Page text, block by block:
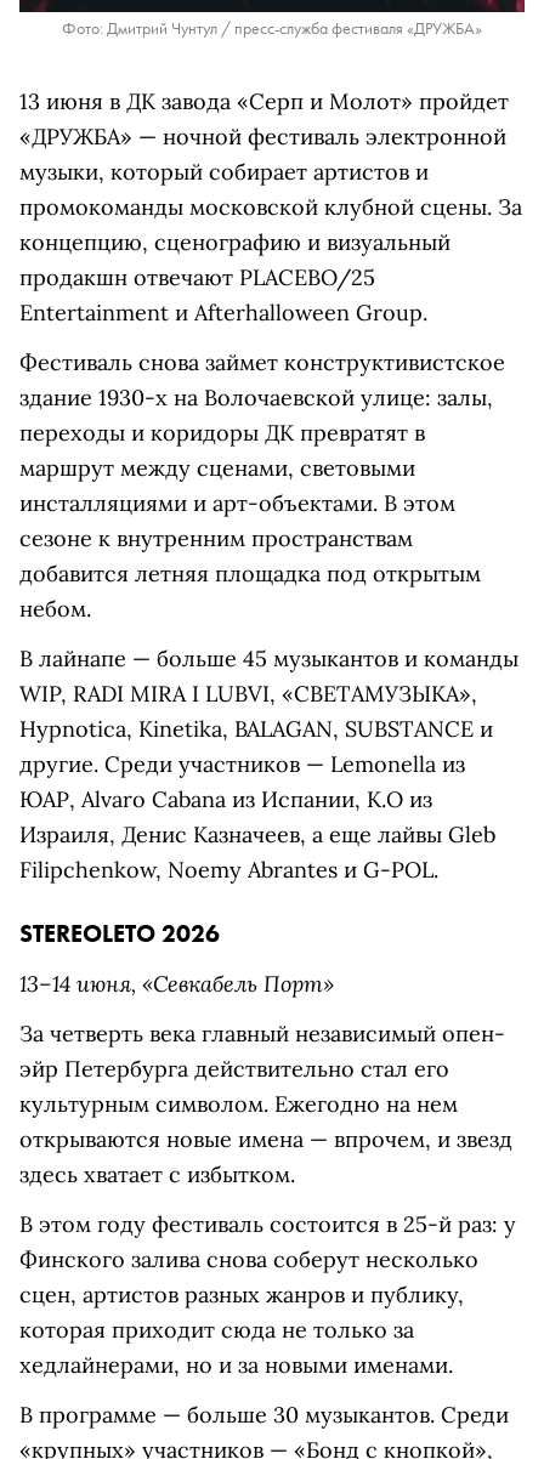
Фото: Дмитрий Чунтул / пресс-служба фестиваля «ДРУЖБА»
13 июня в ДК завода «Серп и Молот» пройдет
«ДРУЖБА» — ночной фестиваль электронной
музыки, который собирает артистов и
промокоманды московской клубной сцены. За
концепцию, сценографию и визуальный
продакшн отвечают PLACEBO/25
Entertainment и Afterhalloween Group.
Фестиваль снова займет конструктивистское
здание 1930-х на Волочаевской улице: залы,
переходы и коридоры ДК превратят в
маршрут между сценами, световыми
инсталляциями и арт-объектами. В этом
сезоне к внутренним пространствам
добавится летняя площадка под открытым
небом.
В лайнапе — больше 45 музыкантов и команды
WIP, RADI MIRA I LUBVI, «СВЕТАМУЗЫКА»,
Hypnotica, Kinetika, BALAGAN, SUBSTANCE и
другие. Среди участников — Lemonella из
ЮАР, Alvaro Cabana из Испании, K.O из
Израиля, Денис Казначеев, а еще лайвы Gleb
Filipchenkow, Noemy Abrantes и G-POL.
STEREOLETO 2026
13–14 июня, «Севкабель Порт»
За четверть века главный независимый опен-
эйр Петербурга действительно стал его
культурным символом. Ежегодно на нем
открываются новые имена — впрочем, и звезд
здесь хватает с избытком.
В этом году фестиваль состоится в 25-й раз: у
Финского залива снова соберут несколько
сцен, артистов разных жанров и публику,
которая приходит сюда не только за
хедлайнерами, но и за новыми именами.
В программе — больше 30 музыкантов. Среди
«крупных» участников — «Бонд с кнопкой»,